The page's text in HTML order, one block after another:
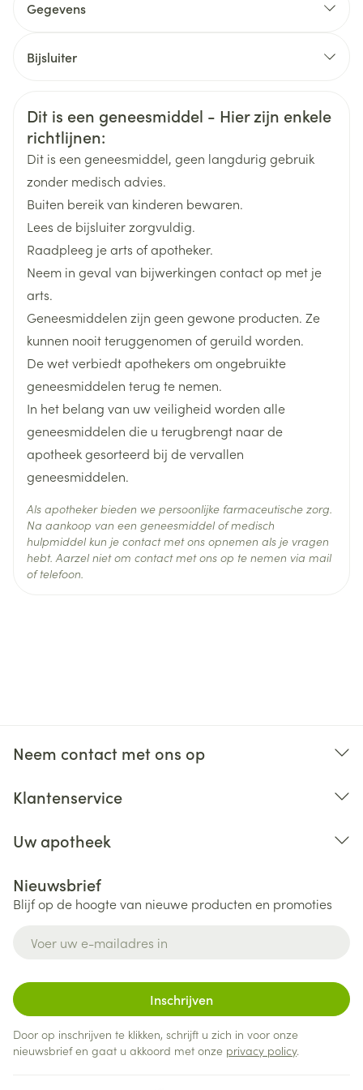
Indien nodig, dosisverhoging tot 40 mg/dag
Eenmaal daags, 's morgens of 's avonds
Gegevens
Merken
Breedte 63 mm
Lengte
Diepte 45 mm
Verpakking
100
Actieve
Ingrediënten
citalopram hydrobromide
Behoud Kamertemperatuur (15°C - 25°C)
Bijsluiter
Veiligheidsinformatie
Dit is een geneesmiddel - Hier zijn enkele
richtlijnen:
Dit is een geneesmiddel, geen langdurig gebruik
zonder medisch advies.
Buiten bereik van kinderen bewaren.
Lees de bijsluiter zorgvuldig.
Raadpleeg je arts of apotheker.
Neem in geval van bijwerkingen contact op met je
arts.
Geneesmiddelen zijn geen gewone producten. Ze
kunnen nooit teruggenomen of geruild worden.
De wet verbiedt apothekers om ongebruikte
geneesmiddelen terug te nemen.
In het belang van uw veiligheid worden alle
geneesmiddelen die u terugbrengt naar de
apotheek gesorteerd bij de vervallen
geneesmiddelen.
Als apotheker bieden we persoonlijke farmaceutische zorg.
Na aankoop van een geneesmiddel of medisch
hulpmiddel kun je contact met ons opnemen als je vragen
hebt. Aarzel niet om contact met ons op te nemen via mail
of telefoon.
Neem contact met ons op
Klantenservice
Uw apotheek
Nieuwsbrief
Blijf op de hoogte van nieuwe producten en promoties
Inschrijven
Door op inschrijven te klikken, schrijft u zich in voor onze
nieuwsbrief en gaat u akkoord met onze privacy policy.